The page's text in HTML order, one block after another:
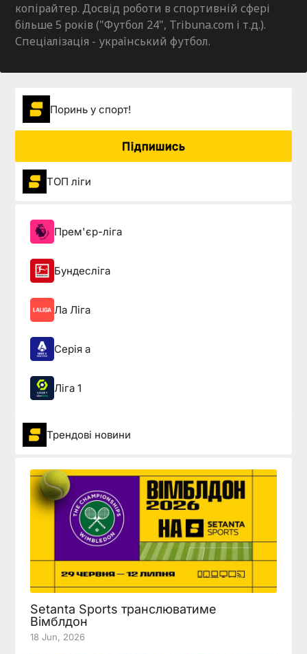
копірайтер. Досвід роботи в спортивній сфері
більше 5 років ("Футбол 24", Tribuna.com і т.д.).
Спеціалізація - український футбол.
Поринь у спорт!
Підпишись
ТОП ліги
Прем'єр-ліга
Бундесліга
Ла Ліга
Серія а
Ліга 1
Трендові новини
Setanta Sports транслюватиме
Вімблдон
18 Jun, 2026